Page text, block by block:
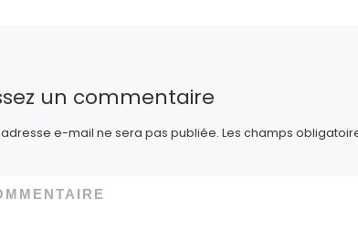
un commentaire
e-mail ne sera pas publiée. Les champs